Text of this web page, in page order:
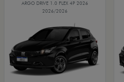
ARGO DRIVE 1.0 FLEX 4P 2026
2026/2026